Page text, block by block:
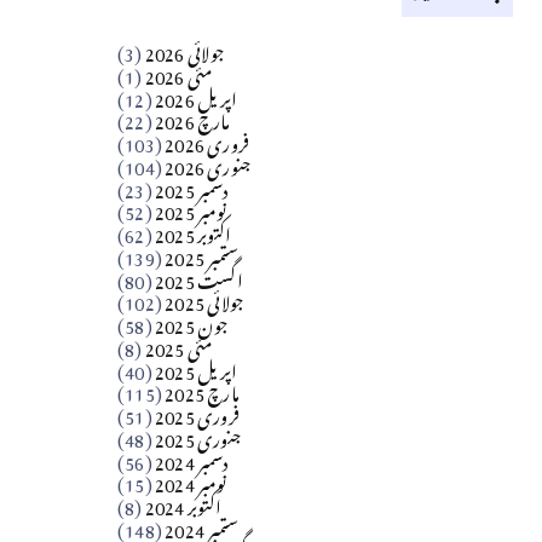
آزاد کشمیر جیسے احتجاج کی ضرورت ہے؟
جولائی 2026 (3) مئی 2026 (1) اپریل 2026 (12) مارچ 2026 (22) فروری 2026 (103) جنوری 2026 (104) دسمبر 2025 (23) نومبر 2025 (52) اکتوبر 2025 (62) ستمبر 2025 (139) اگست 2025 (80) جولائی 2025 (102) جون 2025 (58) مئی 2025 (8) اپریل 2025 (40) مارچ 2025 (115) فروری 2025 (51) جنوری 2025 (48) دسمبر 2024 (56) نومبر 2024 (15) اکتوبر 2024 (8) ستمبر 2024 (148)